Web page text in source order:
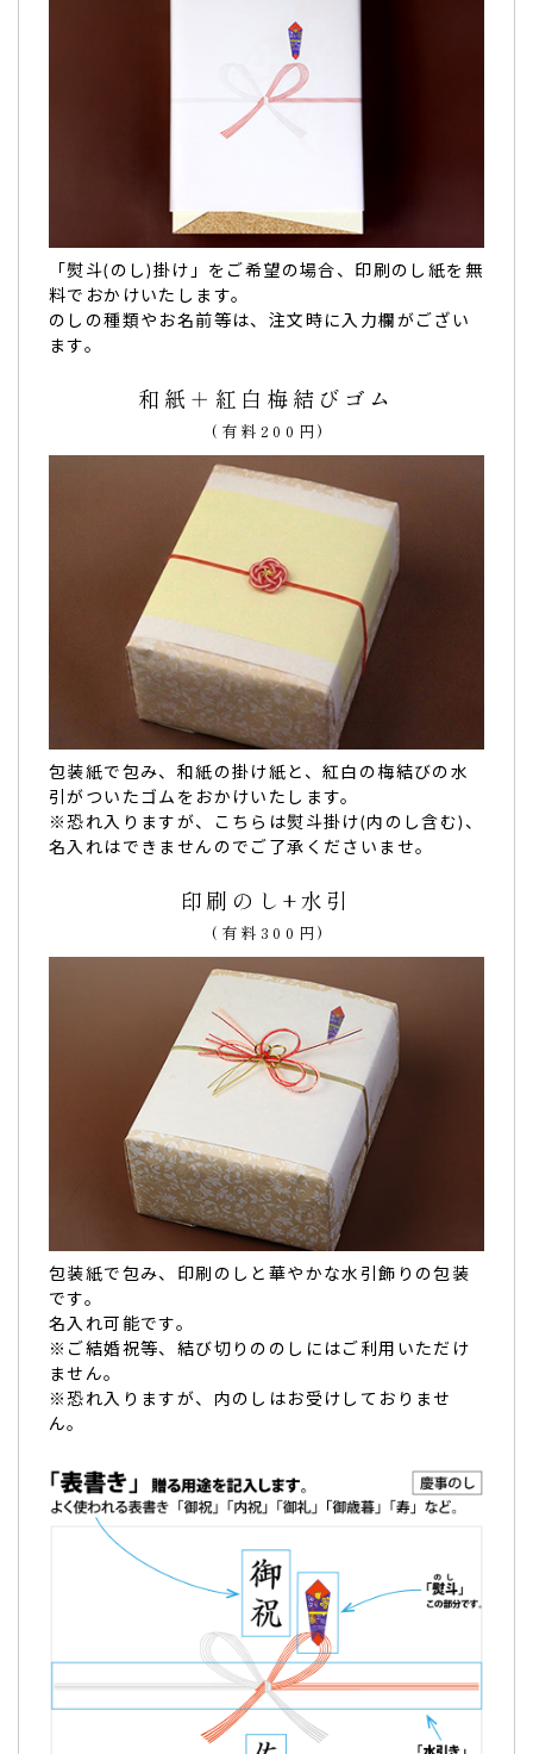
「熨斗(のし)掛け」をご希望の場合、印刷のし紙を無
料でおかけいたします。
のしの種類やお名前等は、注文時に入力欄がござい
ます。
和紙＋紅白梅結びゴム
(有料200円)
包装紙で包み、和紙の掛け紙と、紅白の梅結びの水
引がついたゴムをおかけいたします。
※恐れ入りますが、こちらは熨斗掛け(内のし含む)、
名入れはできませんのでご了承くださいませ。
印刷のし+水引
(有料300円)
包装紙で包み、印刷のしと華やかな水引飾りの包装
です。
名入れ可能です。
※ご結婚祝等、結び切りののしにはご利用いただけ
ません。
※恐れ入りますが、内のしはお受けしておりませ
ん。
お買い物を続ける